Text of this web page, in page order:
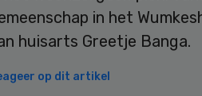
in het
huisarts Greetje Banga.
op dit artikel